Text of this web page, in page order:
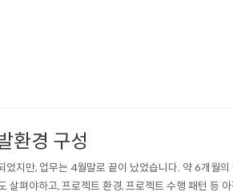
환경 구성
었지만, 업무는 4월말로 끝이 났었습니다. 약 6개월
살펴야하고, 프로젝트 환경, 프로젝트 수행 패턴 등